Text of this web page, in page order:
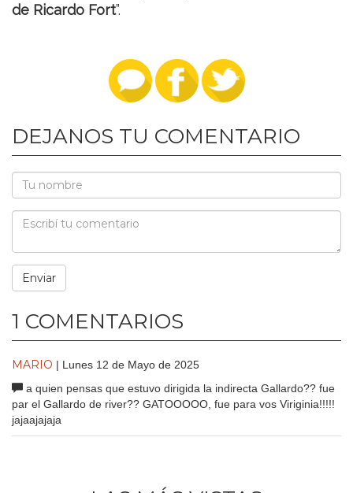
de Ricardo Fort”.
DEJANOS TU COMENTARIO
1 COMENTARIOS
MARIO | Lunes 12 de Mayo de 2025
a quien pensas que estuvo dirigida la indirecta Gallardo?? fue
par el Gallardo de river?? GATOOOOO, fue para vos Viriginia!!!!!
jajaajajaja